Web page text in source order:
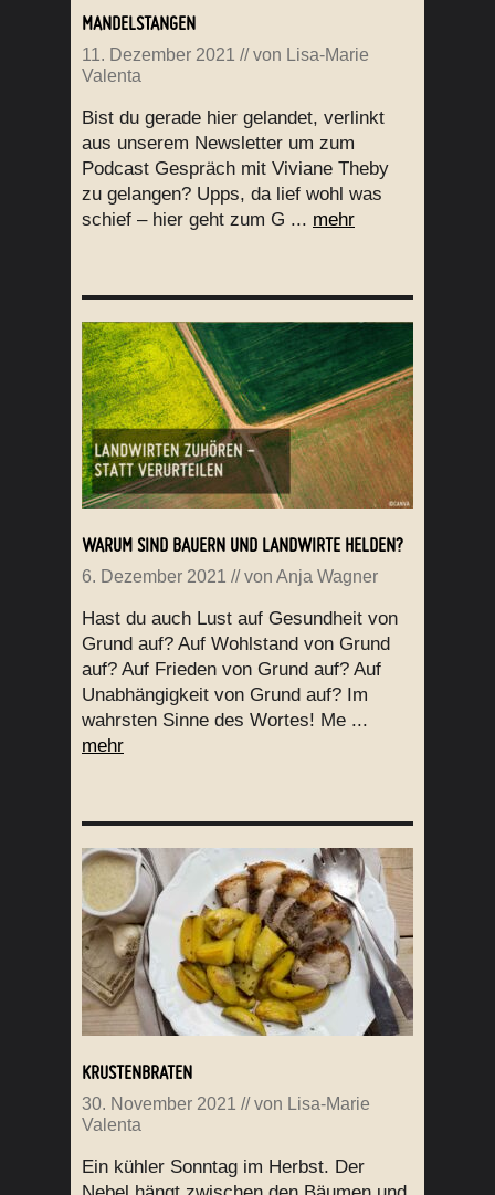
MANDELSTANGEN
11. Dezember 2021 // von Lisa-Marie
Valenta
Bist du gerade hier gelandet, verlinkt
aus unserem Newsletter um zum
Podcast Gespräch mit Viviane Theby
zu gelangen? Upps, da lief wohl was
schief – hier geht zum G ... mehr
WARUM SIND BAUERN UND LANDWIRTE HELDEN?
6. Dezember 2021 // von Anja Wagner
Hast du auch Lust auf Gesundheit von
Grund auf? Auf Wohlstand von Grund
auf? Auf Frieden von Grund auf? Auf
Unabhängigkeit von Grund auf? Im
wahrsten Sinne des Wortes! Me ...
mehr
KRUSTENBRATEN
30. November 2021 // von Lisa-Marie
Valenta
Ein kühler Sonntag im Herbst. Der